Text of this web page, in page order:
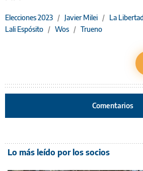
Elecciones 2023 / Javier Milei / La
Lali Espósito / Wos / Trueno
Comentarios
Lo más leído por los socios